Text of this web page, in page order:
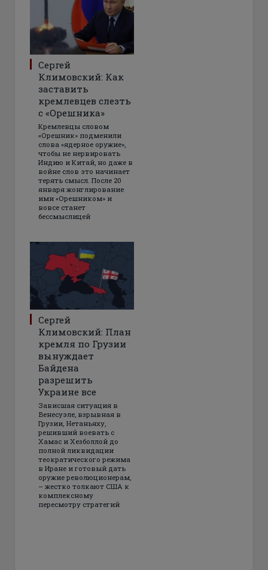
Сергей
Климовский: Как
заставить
кремлевцев слезть
с «Орешника»
Кремлевцы словом
«Орешник» подменили
слова «ядерное оружие»,
чтобы не нервировать
Индию и Китай, но даже в
войне слов это начинает
терять смысл. После 20
января жонглирование
ими «Орешником» и
вовсе станет
бессмыслицей
Сергей
Климовский: План
кремля по Грузии
вынуждает
Байдена
разрешить
Украине все
Зависшая ситуация в
Венесуэле, взрывная в
Грузии, Нетаньяху,
решивший воевать с
Хамас и Хезболлой до
полной ликвидации
теократического режима
в Иране и готовый дать
оружие революционерам,
– жестко толкают США к
комплексному
пересмотру стратегий